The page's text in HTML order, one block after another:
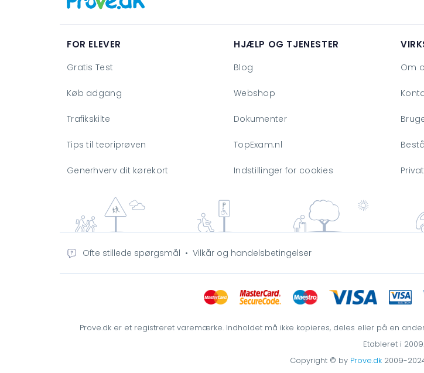
FOR ELEVER
Gratis Test
Køb adgang
Trafikskilte
Tips til teoriprøven
Generhverv dit kørekort
HJÆLP OG TJENESTER
Blog
Webshop
Dokumenter
TopExam.nl
Indstillinger for cookies
Om
Ofte stillede spørgsmål • Vilkår og handelsbetingelser
Prove.dk er et registreret varemærke. Indholdet må ikke kopieres, deles eller på en
Etableret i 2009.
Copyright © by Prove.dk2009-